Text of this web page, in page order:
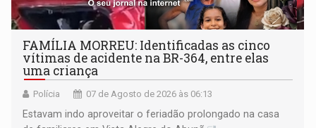
FAMÍLIA MORREU: Identificadas as cinco
vítimas de acidente na BR-364, entre elas
uma criança
Polícia 07 de Agosto de 2026 às 06:13
Estavam indo aproveitar o feriadão prolongado na casa